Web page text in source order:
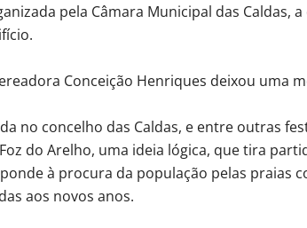
pela Câmara Municipal das Caldas,
Conceição Henriques deixou uma
no concelho das Caldas, e entre outras
do Arelho, uma ideia lógica, que tira
à procura da população pelas praias
aos novos anos.